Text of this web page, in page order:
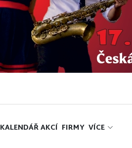
KALENDÁŘ AKCÍ FIRMY VÍCE